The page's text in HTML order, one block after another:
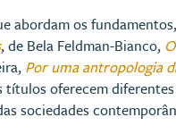
abordam os
, de Bela Feldman-Bianco,
Por uma antropologia
oferecem
sociedades